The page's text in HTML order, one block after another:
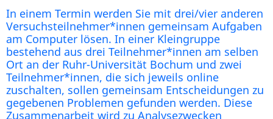
In einem Termin werden Sie mit drei/vier anderen
Versuchsteilnehmer*innen gemeinsam Aufgaben
am Computer lösen. In einer Kleingruppe
bestehend aus drei Teilnehmer*innen am selben
Ort an der Ruhr-Universität Bochum und zwei
Teilnehmer*innen, die sich jeweils online
zuschalten, sollen gemeinsam Entscheidungen zu
gegebenen Problemen gefunden werden. Diese
Zusammenarbeit wird zu Analysezwecken